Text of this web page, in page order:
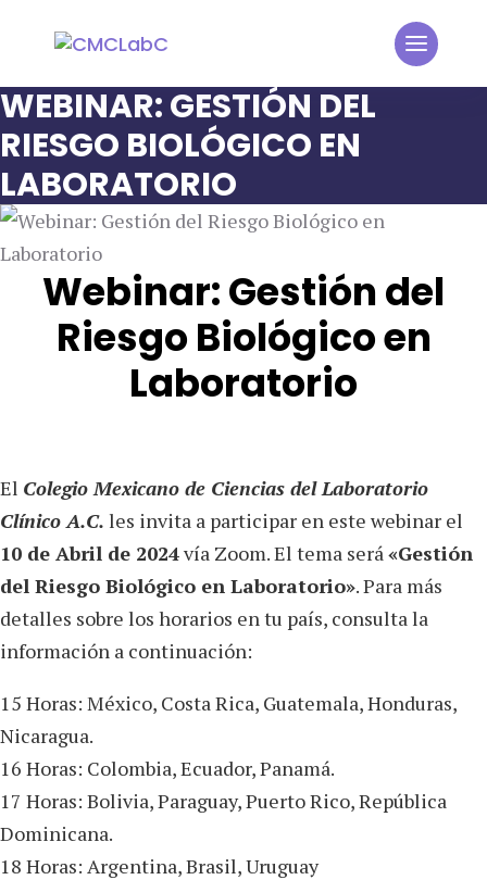
WEBINAR: GESTIÓN DEL
RIESGO BIOLÓGICO EN
LABORATORIO
Webinar: Gestión del
Riesgo Biológico en
Laboratorio
El Colegio Mexicano de Ciencias del Laboratorio
Clínico A.C. les invita a participar en este webinar el
10 de Abril de 2024vía Zoom. El tema será«Gestión
del Riesgo Biológico en Laboratorio». Para más
detalles sobre los horarios en tu país, consulta la
información a continuación:
15 Horas: México, Costa Rica, Guatemala, Honduras,
Nicaragua.
16 Horas: Colombia, Ecuador, Panamá.
17 Horas: Bolivia, Paraguay, Puerto Rico, República
Dominicana.
18 Horas: Argentina, Brasil, Uruguay